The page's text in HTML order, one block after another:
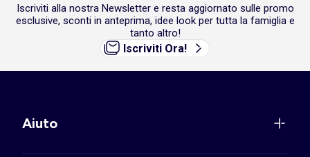
Iscriviti alla nostra Newsletter e resta aggiornato sulle promo
esclusive, sconti in anteprima, idee look per tutta la famiglia e
tanto altro!
Iscriviti Ora!
Aiuto